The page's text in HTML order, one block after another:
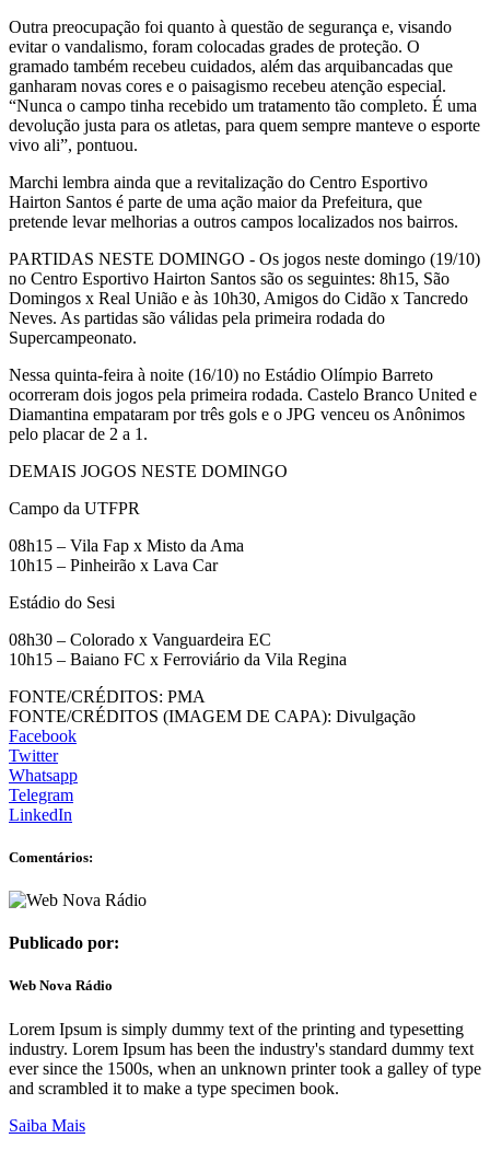
Outra preocupação foi quanto à questão de segurança e, visando
evitar o vandalismo, foram colocadas grades de proteção. O
gramado também recebeu cuidados, além das arquibancadas que
ganharam novas cores e o paisagismo recebeu atenção especial.
“Nunca o campo tinha recebido um tratamento tão completo. É uma
devolução justa para os atletas, para quem sempre manteve o esporte
vivo ali”, pontuou.
Marchi lembra ainda que a revitalização do Centro Esportivo
Hairton Santos é parte de uma ação maior da Prefeitura, que
pretende levar melhorias a outros campos localizados nos bairros.
PARTIDAS NESTE DOMINGO - Os jogos neste domingo (19/10)
no Centro Esportivo Hairton Santos são os seguintes: 8h15, São
Domingos x Real União e às 10h30, Amigos do Cidão x Tancredo
Neves. As partidas são válidas pela primeira rodada do
Supercampeonato.
Nessa quinta-feira à noite (16/10) no Estádio Olímpio Barreto
ocorreram dois jogos pela primeira rodada. Castelo Branco United e
Diamantina empataram por três gols e o JPG venceu os Anônimos
pelo placar de 2 a 1.
DEMAIS JOGOS NESTE DOMINGO
Campo da UTFPR
08h15 – Vila Fap x Misto da Ama
10h15 – Pinheirão x Lava Car
Estádio do Sesi
08h30 – Colorado x Vanguardeira EC
10h15 – Baiano FC x Ferroviário da Vila Regina
FONTE/CRÉDITOS: PMA
FONTE/CRÉDITOS (IMAGEM DE CAPA): Divulgação
Facebook
Twitter
Whatsapp
Telegram
LinkedIn
Comentários:
Publicado por:
Web Nova Rádio
Lorem Ipsum is simply dummy text of the printing and typesetting
industry. Lorem Ipsum has been the industry's standard dummy text
ever since the 1500s, when an unknown printer took a galley of type
and scrambled it to make a type specimen book.
Saiba Mais